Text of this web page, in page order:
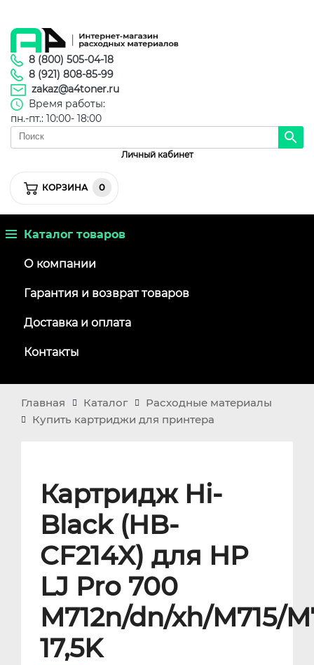
8 (800) 505-04-18
8 (921) 808-85-99
zakaz@a4toner.ru
Время работы:
пн.-пт.: 10:00- 18:00
Личный кабинет
КОРЗИНА 0
Каталог товаров
О компании
Гарантия и возврат товаров
Доставка и оплата
Контакты
Главная Каталог
Расходные материалы
Купить картриджи для принтера
Картридж Hi-
Black (HB-
CF214X) для HP
LJ Pro 700
M712n/dn/xh/M715/
17,5K